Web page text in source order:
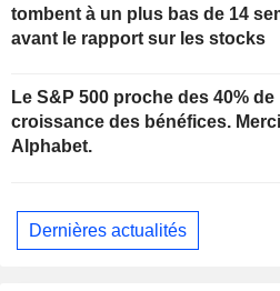
tombent à un plus bas de 14
avant le rapport sur les stocks
Le S&P 500 proche des 40% de
croissance des bénéfices. Merci
Alphabet.
Dernières actualités